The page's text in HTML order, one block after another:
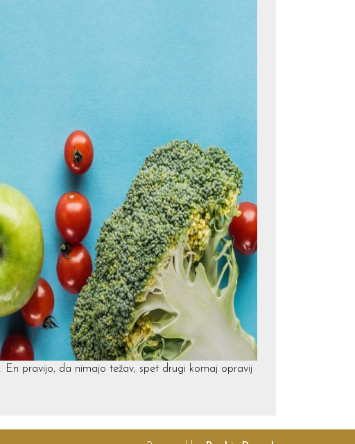
pravijo, da nimajo težav, spet drugi komaj opravij